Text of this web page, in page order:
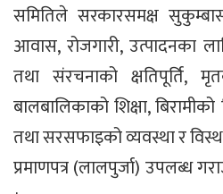
समितिले सरकारसमक्ष
आवास, रोजगारी, उत्पादनका
तथा संरचनाको क्षतिपूर्ति,
बालबालिकाको शिक्षा,
तथा सरसफाइको व्यवस्था र
प्रमाणपत्र (लालपुर्जा) उपलब्ध